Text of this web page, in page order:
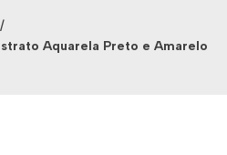
/
Aquarela Preto e Amarelo